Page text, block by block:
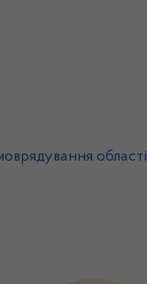
області